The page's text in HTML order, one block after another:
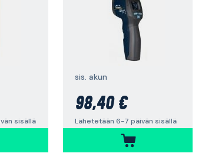
sisällä
sis. akun
98,40 €
Lähetetään 6-7 päivän sisällä